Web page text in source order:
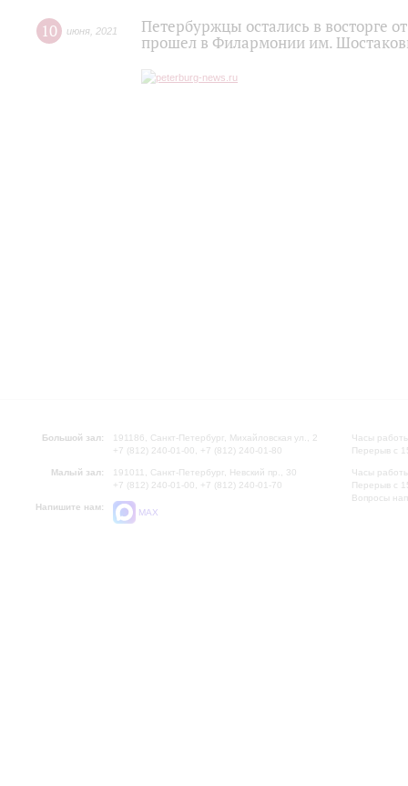
10 июня 2021
Петербуржцы остались в восторге
прошел в Филармонии им.
Большой зал:
191186, Санкт-Петербург, Михайловская ул., 2
+7 (812) 240-01-00, +7 (812) 240-01-80
Малый зал:
191011, Санкт-Петербург, Невский пр., 30
+7 (812) 240-01-00, +7 (812) 240-01-70
Напишите нам:
MAX
Часы
Перерыв с
Часы
Перерыв с
Вопросы